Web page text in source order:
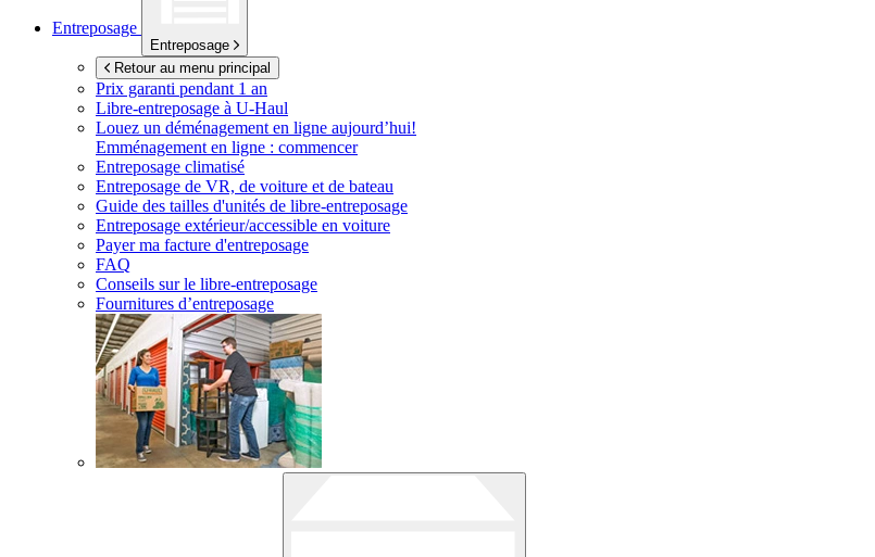
Entreposage
Entreposage
Retour au menu principal
Prix garanti pendant 1 an
Libre-entreposage à U-Haul
Louez un déménagement en ligne aujourd’hui!
Emménagement en ligne : commencer
Entreposage climatisé
Entreposage de VR, de voiture et de bateau
Guide des tailles d'unités de libre-entreposage
Entreposage extérieur/accessible en voiture
Payer ma facture d'entreposage
FAQ
Conseils sur le libre-entreposage
Fournitures d’entreposage